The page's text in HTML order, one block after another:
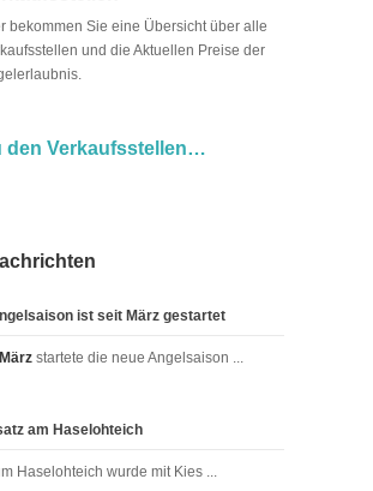
bekommen Sie eine Übersicht über alle
und die Aktuellen Preise der
den Verkaufsstellen…
ist seit März gestartet
startete die neue Angelsaison ...
am Haselohteich
Haselohteich wurde mit Kies ...